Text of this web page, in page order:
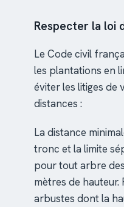
Respecter la loi
Le Code civil
les plantations en
éviter les litiges de
distances :
La distance
tronc et la limite
pour tout arbre
mètres de hauteur.
arbustes dont la